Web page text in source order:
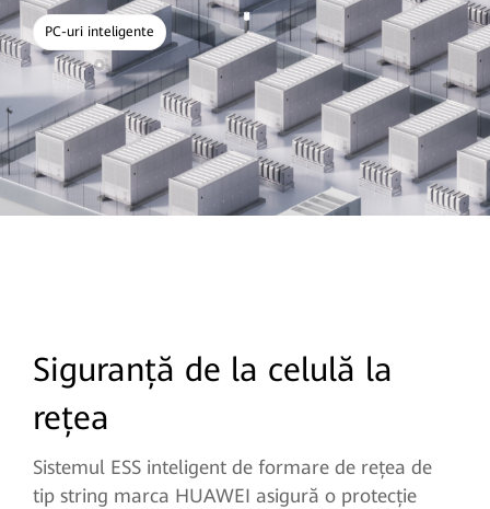
PC-uri inteligente
Siguranță de la celulă la
rețea
Sistemul ESS inteligent de formare de rețea de
tip string marca HUAWEI asigură o protecție